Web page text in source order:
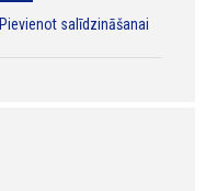
Pievienot salīdzināšanai